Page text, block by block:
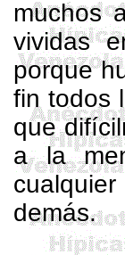
muchos
vividas
porque
fin todos
que
a la
demás.